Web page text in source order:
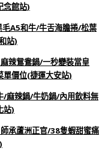
念館站)
毛A5和牛/牛舌海膽捲/松葉
站)
辣鴛鴦鍋/一秒變裝當皇
價位(捷運大安站)
/麻辣鍋/牛奶鍋/內用飲料無
站)
承蘆洲正官/38隻蝦甜蜜痛